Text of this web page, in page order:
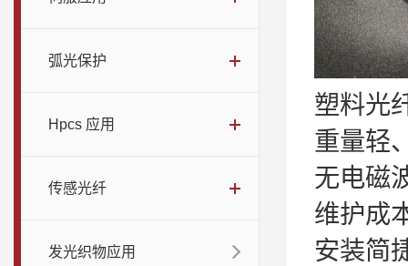
弧光保护
Hpcs 应用
传感光纤
发光织物应用
塑料光
重量轻
无电磁
维护成
安装简